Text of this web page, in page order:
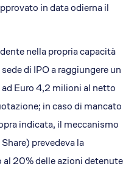
in data odierna il
nella propria capacità
di IPO a raggiungere un
Euro 4,2 milioni al netto
in caso di mancato
indicata, il meccanismo
prevedeva la
20% delle azioni detenute